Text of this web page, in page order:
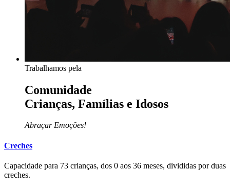
Trabalhamos pela
Comunidade
Crianças, Famílias e Idosos
Abraçar Emoções!
Creches
Capacidade para 73 crianças, dos 0 aos 36 meses, divididas por duas
creches.